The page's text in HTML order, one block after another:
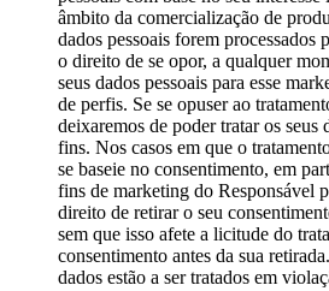
âmbito da comercialização de
dados pessoais forem processados
o direito de se opor, a qualquer
seus dados pessoais para esse
de perfis. Se se opuser ao
deixaremos de poder tratar os seus
fins. Nos casos em que o
se baseie no consentimento, em
fins de marketing do Responsável
direito de retirar o seu
sem que isso afete a licitude do
consentimento antes da sua
dados estão a ser tratados em